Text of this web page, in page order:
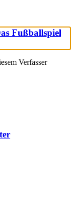
Fußballspiel
Verfasser